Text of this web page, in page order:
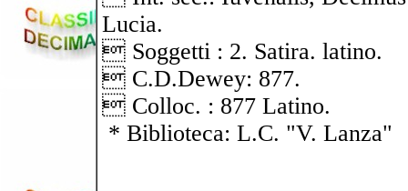
Lucia.
 Soggetti : 2. Satira. latino.
 C.D.Dewey: 877.
 Colloc. : 877 Latino.
* Biblioteca: L.C. "V. Lanza"